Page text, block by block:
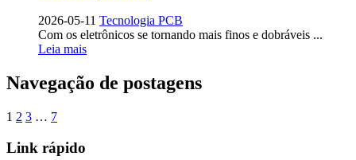
2026-05-11 Tecnologia PCB
Com os eletrônicos se tornando mais finos e dobráveis ...
Leia mais
Navegação de postagens
1 2 3 … 7
Link rápido